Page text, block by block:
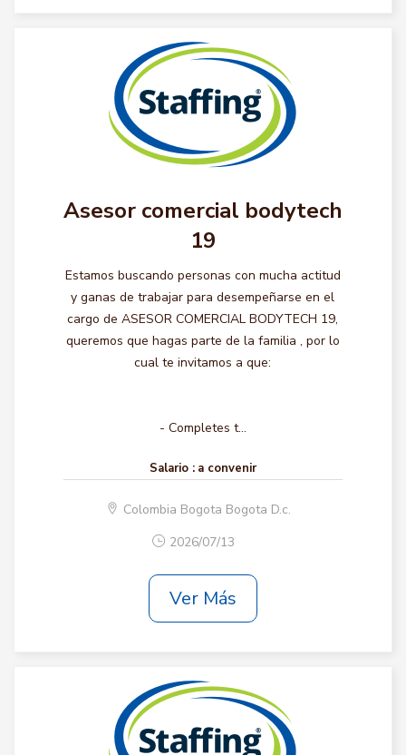
Asesor comercial bodytech
19
Estamos buscando personas con mucha actitud
y ganas de trabajar para desempeñarse en el
cargo de ASESOR COMERCIAL BODYTECH 19,
queremos que hagas parte de la familia , por lo
cual te invitamos a que:
- Completes t...
Salario : a convenir
Colombia Bogota Bogota D.c.
2026/07/13
Ver Más